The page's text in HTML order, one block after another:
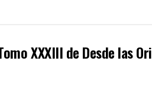
XXXIII de Desde las